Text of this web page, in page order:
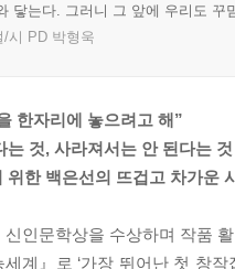
닿는다. 그러니 그 앞에 우리도
/시 PD 박형욱
한자리에 놓으려고 해”
는 것, 사라져서는 안 된다는 것
위한 백은선의 뜨겁고 차가운
신인문학상을 수상하며 작품
계』로 ‘가장 뛰어난 첫 창